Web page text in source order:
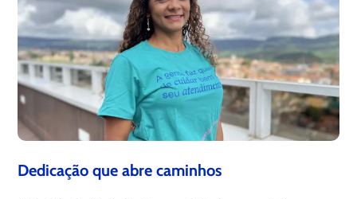
Dedicação que abre caminhos